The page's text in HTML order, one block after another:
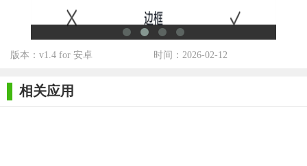
便快捷地进行施工现场管理。
3. 智能性：通过智能识别技术，自动整理照片和文档，提高
4. 安全性：应用具备严格的数据加密和备份功能，确保施工
版本：v1.4 for 安卓 时间：2026-02-12
相关应用